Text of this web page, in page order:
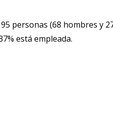
personas (68 hombres y
está empleada.